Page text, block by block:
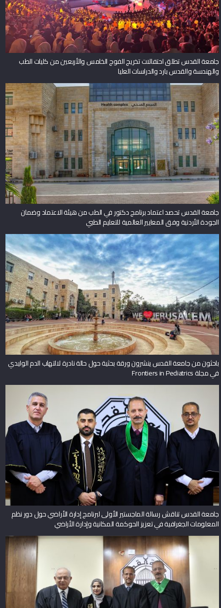
جامعة القدس تطلق احتفالات تخريج الفوج الخامس والأربعين من كليات الطب
والهندسة والقدس بارد والدراسات العليا
جامعة القدس تحصد اعتماد برنامج دكتور في الطب من هيئة الاعتماد وضمان
الجودة الأردنية وفق المعايير العالمية للتعليم الطبي
باحثون من جامعة القدس ينشرون ورقة بحثية حول حالة نادرة لالتهاب الدم الوليدي
في مجلة Frontiers in Pediatrics
جامعة القدس تناقش رسالة الماجستير الأولى لبرنامج إدارة الأراضي حول دور نظم
المعلومات الجغرافية في تعزيز الحوكمة المكانية وإدارة الأراضي